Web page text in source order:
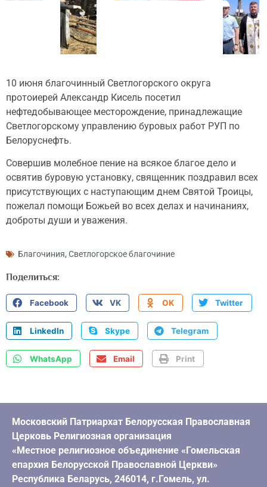
10 июня благочинный Светлогорского округа
протоиерей Александр Кисель посетил
нефтедобывающее месторождение, принадлежащие
Светлогорскому управлению буровых работ РУП по
Белоруснефть.
Совершив молебное пение на всякое благое дело и
освятив буровую установку, священник поздравил всех
присутствующих с наступающим днем Святой Троицы,
пожелал помощи Божьей во всех делах и начинаниях,
доброты души и уважения.
Благочиния, Светлогорское благочиние
Поделиться:
Facebook VK OK Twitter
LinkedIn Skype Telegram
WhatsApp Email Print
Московский Патриархат Белорусская Православная
Церковь Религиозная организация
«Местное религиозное объединение «Гомельская
епархия Белорусской Православной Церкви»
Республика Беларусь, 246014, г.Гомель, ул.